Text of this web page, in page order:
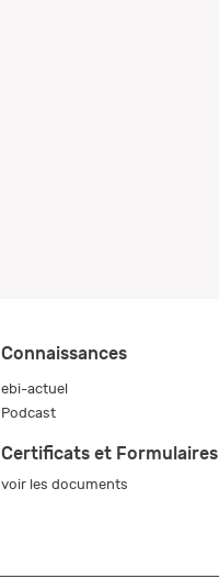
Connaissances
ebi-actuel
Podcast
Certificats et Formulaires
voir les documents